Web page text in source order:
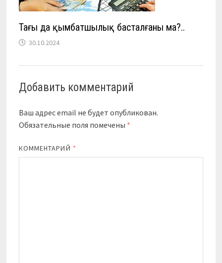
Тағы да қымбатшылық басталғаны ма?..
30.10.2024
Добавить комментарий
Ваш адрес email не будет опубликован.
Обязательные поля помечены *
КОММЕНТАРИЙ *